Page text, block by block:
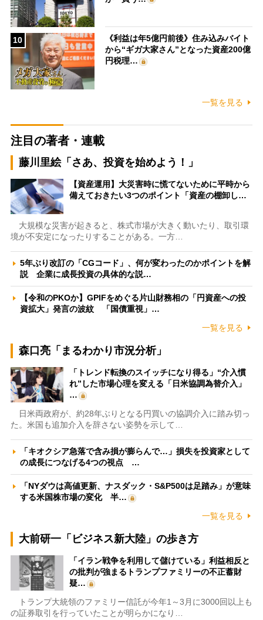
10
《利益は年5億円前後》住み込みバイト
から“ギガ大家さん”となった資産200億
円税理…
一覧を見る
注目の著者・連載
藤川里絵「さあ、投資を始めよう！」
【資産運用】大災害時に慌てないために平時から
備えておきたい3つのポイント「資産の棚卸し…
大規模な災害が起きると、株式市場が大きく動いたり、取引環
境が不安定になったりすることがある。一方…
5年ぶり改訂の「CGコード」、何が変わったのかポイントを解
説 企業に成長投資の具体的な説…
【令和のPKOか】GPIFをめぐる片山財務相の「円資産への投
資拡大」発言の波紋 「国債重視」…
一覧を見る
森口亮「まるわかり市況分析」
「トレンド転換のスイッチになり得る」“介入慣
れ”した市場心理を変える「日米協調為替介入」
…
日米両政府が、約28年ぶりとなる円買いの協調介入に踏み切っ
た。米国も追加介入を辞さない姿勢を示して…
「キオクシア急落で含み損が膨らんで…」損失を投資家として
の成長につなげる4つの視点 …
「NYダウは高値更新、ナスダック・S&P500は足踏み」が意味
する米国株市場の変化 半…
一覧を見る
大前研一「ビジネス新大陸」の歩き方
「イラン戦争を利用して儲けている」利益相反と
の批判が強まるトランプファミリーの不正蓄財
疑…
トランプ大統領のファミリー信託が今年1～3月に3000回以上も
の証券取引を行っていたことが明らかになり…